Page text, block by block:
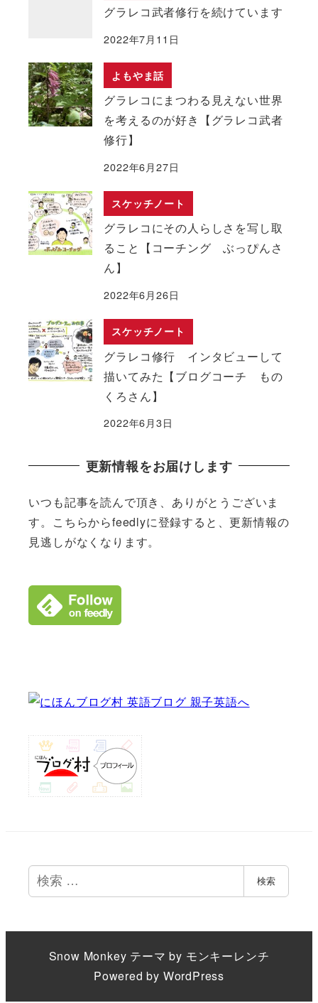
グラレコ武者修行を続けています
2022年7月11日
よもやま話
グラレコにまつわる見えない世界
を考えるのが好き【グラレコ武者
修行】
2022年6月27日
スケッチノート
グラレコにその人らしさを写し取
ること【コーチング ぶっぴんさ
ん】
2022年6月26日
スケッチノート
グラレコ修行 インタビューして
描いてみた【ブログコーチ もの
くろさん】
2022年6月3日
更新情報をお届けします
いつも記事を読んで頂き、ありがとうございま
す。こちらからfeedlyに登録すると、更新情報の
見逃しがなくなります。
検
索
検索
Snow Monkey テーマ by モンキーレンチ
Powered by WordPress